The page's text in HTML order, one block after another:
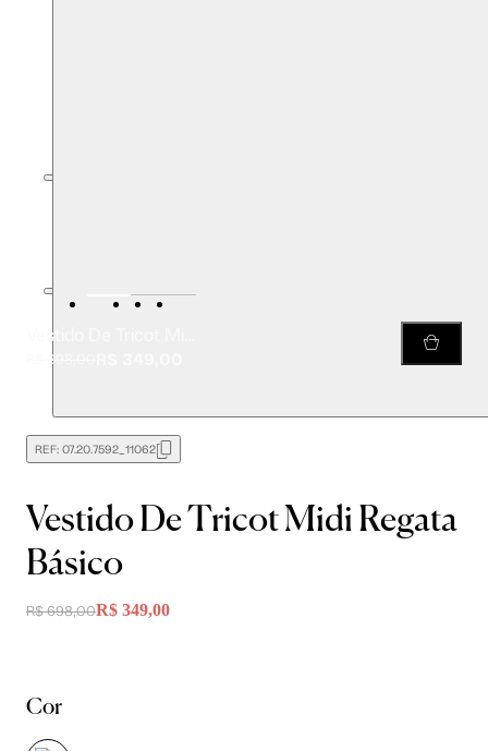
R$ 698,00
REF: 07.20.7592_11062
Vestido De Tricot Midi Regata
Básico
R$ 698,00R$ 349,00
Cor